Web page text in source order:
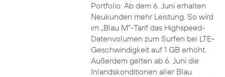
Portfolio: Ab dem 6. Juni erhalten
Neukunden mehr Leistung. So wird
im „Blau M“-Tarif das Highspeed-
Datenvolumen zum Surfen bei LTE-
Geschwindigkeit auf 1 GB erhöht.
Außerdem gelten ab 6. Juni die
Inlandskonditionen aller Blau